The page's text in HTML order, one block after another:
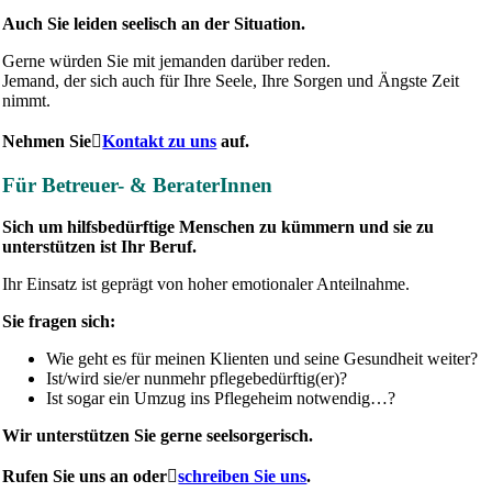
Auch Sie leiden seelisch an der Situation.
Gerne würden Sie mit jemanden darüber reden.
Jemand, der sich auch für Ihre Seele, Ihre Sorgen und Ängste Zeit
nimmt.
Nehmen Sie Kontakt zu uns auf.
Für Betreuer- & BeraterInnen
Sich um hilfsbedürftige Menschen zu kümmern und sie zu
unterstützen ist Ihr Beruf.
Ihr Einsatz ist geprägt von hoher emotionaler Anteilnahme.
Sie fragen sich:
Wie geht es für meinen Klienten und seine Gesundheit weiter?
Ist/wird sie/er nunmehr pflegebedürftig(er)?
Ist sogar ein Umzug ins Pflegeheim notwendig…?
Wir unterstützen Sie gerne seelsorgerisch.
Rufen Sie uns an oder schreiben Sie uns.